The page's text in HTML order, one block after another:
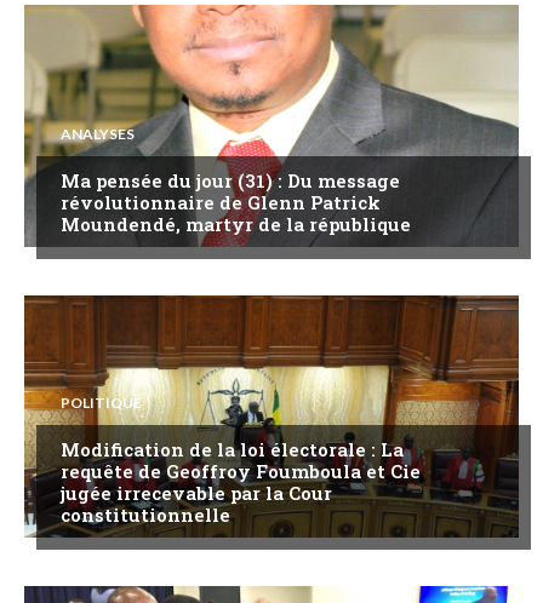
ANALYSES
Ma pensée du jour (31) : Du message
révolutionnaire de Glenn Patrick
Moundendé, martyr de la république
POLITIQUE
Modification de la loi électorale : La
requête de Geoffroy Foumboula et Cie
jugée irrecevable par la Cour
constitutionnelle